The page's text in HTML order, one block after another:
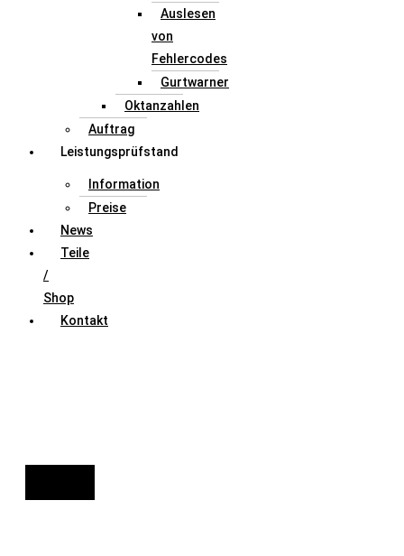
Auslesen
von
Fehlercodes
Gurtwarner
Oktanzahlen
Auftrag
Leistungsprüfstand
Information
Preise
News
Teile
/
Shop
Kontakt